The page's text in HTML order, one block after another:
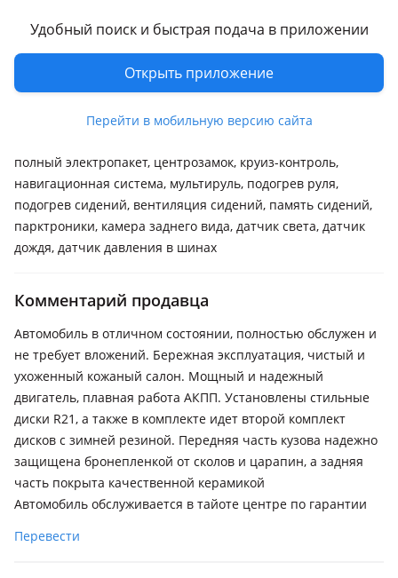
Удобный поиск и быстрая подача в приложении
Открыть приложение
Перейти в мобильную версию сайта
Руль
Слева
Цвет
Растаможен в Казахстане
Да
полный электропакет, центрозамок, круиз-контроль,
навигационная система, мультируль, подогрев руля,
подогрев сидений, вентиляция сидений, память сидений,
парктроники, камера заднего вида, датчик света, датчик
дождя, датчик давления в шинах
Комментарий продавца
Автомобиль в отличном состоянии, полностью обслужен и
не требует вложений. Бережная эксплуатация, чистый и
ухоженный кожаный салон. Мощный и надежный
двигатель, плавная работа АКПП. Установлены стильные
диски R21, а также в комплекте идет второй комплект
дисков с зимней резиной. Передняя часть кузова надежно
защищена бронепленкой от сколов и царапин, а задняя
часть покрыта качественной керамикой
Автомобиль обслуживается в тайоте центре по гарантии
Перевести